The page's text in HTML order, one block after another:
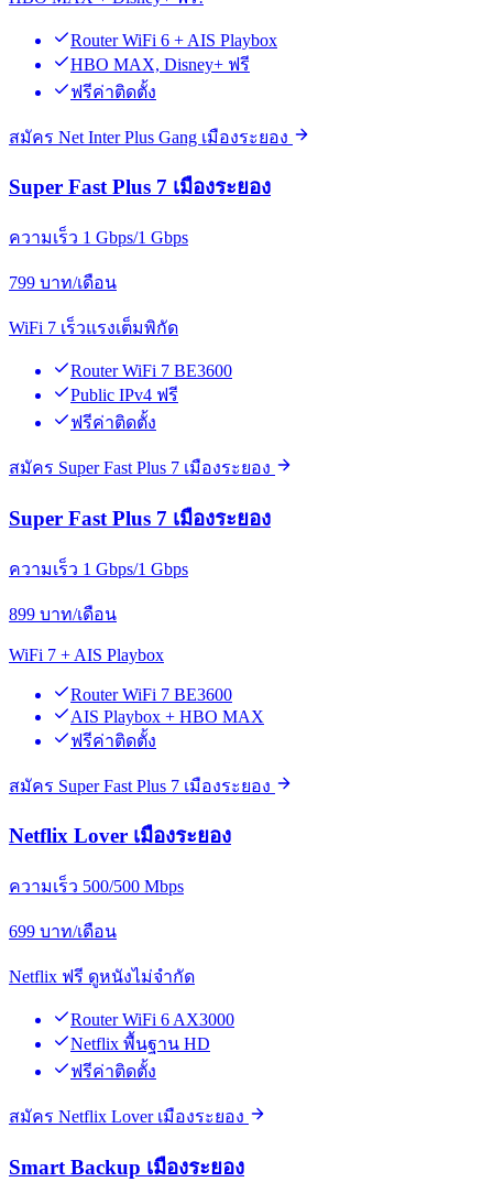
Router WiFi 6 + AIS Playbox
HBO MAX, Disney+ ฟรี
ฟรีค่าติดตั้ง
สมัคร Net Inter Plus Gang เมืองระยอง
Super Fast Plus 7 เมืองระยอง
ความเร็ว 1 Gbps/1 Gbps
799 บาท/เดือน
WiFi 7 เร็วแรงเต็มพิกัด
Router WiFi 7 BE3600
Public IPv4 ฟรี
ฟรีค่าติดตั้ง
สมัคร Super Fast Plus 7 เมืองระยอง
Super Fast Plus 7 เมืองระยอง
ความเร็ว 1 Gbps/1 Gbps
899 บาท/เดือน
WiFi 7 + AIS Playbox
Router WiFi 7 BE3600
AIS Playbox + HBO MAX
ฟรีค่าติดตั้ง
สมัคร Super Fast Plus 7 เมืองระยอง
Netflix Lover เมืองระยอง
ความเร็ว 500/500 Mbps
699 บาท/เดือน
Netflix ฟรี ดูหนังไม่จำกัด
Router WiFi 6 AX3000
Netflix พื้นฐาน HD
ฟรีค่าติดตั้ง
สมัคร Netflix Lover เมืองระยอง
Smart Backup เมืองระยอง